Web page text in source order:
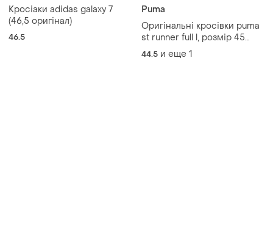
Кросіаки adidas galaxy 7
(46,5 оригінал)
46.5
Puma
Оригінальні кросівки puma
st runner full l, розмір 45
(29,5 см)
44.5 и еще 1